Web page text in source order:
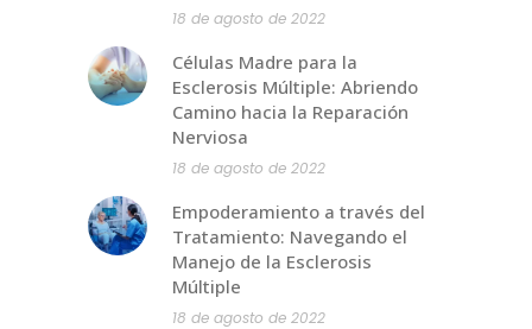
18 de agosto de 2022
Células Madre para la
Esclerosis Múltiple: Abriendo
Camino hacia la Reparación
Nerviosa
18 de agosto de 2022
Empoderamiento a través del
Tratamiento: Navegando el
Manejo de la Esclerosis
Múltiple
18 de agosto de 2022